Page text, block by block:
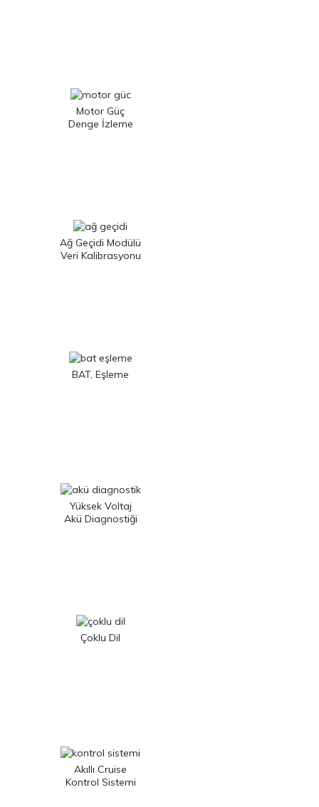
Motor Güç
Denge İzleme
Ağ Geçidi Modülü
Veri Kalibrasyonu
BAT, Eşleme
Yüksek Voltaj
Akü Diagnostiği
Çoklu Dil
Akıllı Cruise
Kontrol Sistemi